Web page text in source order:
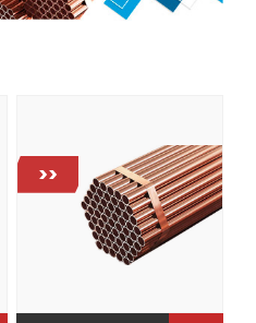
>>